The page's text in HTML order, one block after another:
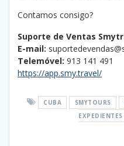
Contamos consigo?
Suporte de Ventas
E-mail:
Telemóvel: 913 141 491
https://app.smy.travel/
CUBA SMYTOURS